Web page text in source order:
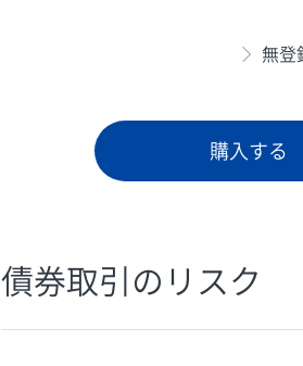
無登
購入する
債券取引のリスク